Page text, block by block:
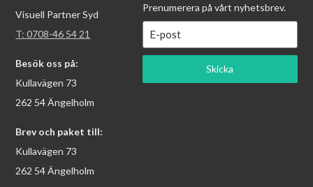
Visuell Partner Syd
T: 0708-46 54 21
Besök oss på:
Kullavägen 73
262 54 Ängelholm
Brev och paket till:
Kullavägen 73
262 54 Ängelholm
Prenumerera på vårt nyhetsbrev.
Skicka